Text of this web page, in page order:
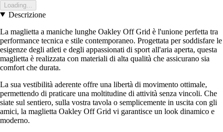
Loading...
Descrizione
La maglietta a maniche lunghe Oakley Off Grid è l'unione perfetta tra
performance tecnica e stile contemporaneo. Progettata per soddisfare le
esigenze degli atleti e degli appassionati di sport all'aria aperta, questa
maglietta è realizzata con materiali di alta qualità che assicurano sia
comfort che durata.
La sua vestibilità aderente offre una libertà di movimento ottimale,
permettendo di praticare una moltitudine di attività senza vincoli. Che
siate sul sentiero, sulla vostra tavola o semplicemente in uscita con gli
amici, la maglietta Oakley Off Grid vi garantisce un look dinamico e
moderno.